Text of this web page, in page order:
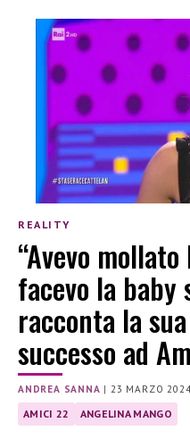
REALITY
“Avevo
facevo la
racconta la
successo ad
ANDREA SANNA |23 MARZO 2024
AMICI 22 ANGELINA MANGO